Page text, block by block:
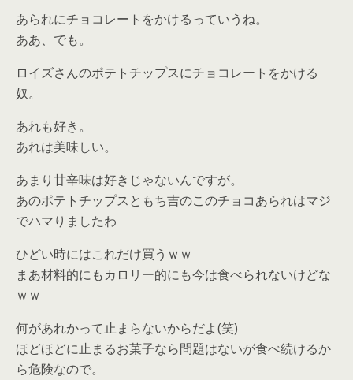
あられにチョコレートをかけるっていうね。
ああ、でも。
ロイズさんのポテトチップスにチョコレートをかける
奴。
あれも好き。
あれは美味しい。
あまり甘辛味は好きじゃないんですが。
あのポテトチップスともち吉のこのチョコあられはマジ
でハマりましたわ
ひどい時にはこれだけ買うｗｗ
まあ材料的にもカロリー的にも今は食べられないけどな
ｗｗ
何があれかって止まらないからだよ(笑)
ほどほどに止まるお菓子なら問題はないが食べ続けるか
ら危険なので。